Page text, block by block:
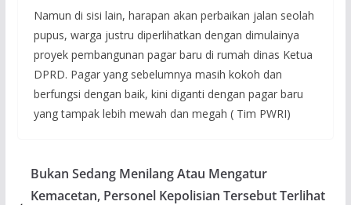
Namun di sisi lain, harapan akan perbaikan jalan seolah
pupus, warga justru diperlihatkan dengan dimulainya
proyek pembangunan pagar baru di rumah dinas Ketua
DPRD. Pagar yang sebelumnya masih kokoh dan
berfungsi dengan baik, kini diganti dengan pagar baru
yang tampak lebih mewah dan megah ( Tim PWRI)
Bukan Sedang Menilang Atau Mengatur
Kemacetan, Personel Kepolisian Tersebut Terlihat